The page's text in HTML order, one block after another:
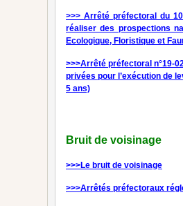
>>> Arrêté préfectoral du
réaliser des prospections
Ecologique, Floristique et
>>>Arrêté préfectoral n°19-
privées pour l’exécution de
5 ans)
Bruit de voisinage
>>>Le bruit de voisinage
>>>Arrêtés préfectoraux